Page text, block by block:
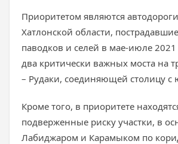
Приоритетом являются
Хатлонской области,
паводков и селей в мае-июле 2021
два критически важных моста на
– Рудаки, соединяющей столицу с
Кроме того, в приоритете
подверженные риску участки, в
Лабиджаром и Карамыком по